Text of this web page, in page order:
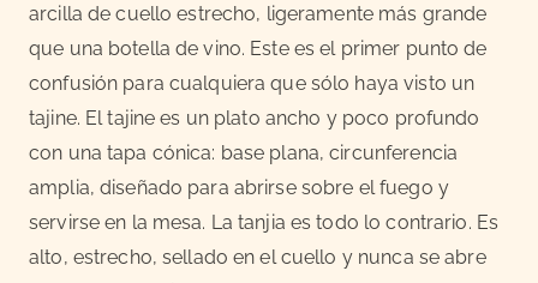
arcilla de cuello estrecho, ligeramente más grande
que una botella de vino. Este es el primer punto de
confusión para cualquiera que sólo haya visto un
tajine. El tajine es un plato ancho y poco profundo
con una tapa cónica: base plana, circunferencia
amplia, diseñado para abrirse sobre el fuego y
servirse en la mesa. La tanjia es todo lo contrario. Es
alto, estrecho, sellado en el cuello y nunca se abre